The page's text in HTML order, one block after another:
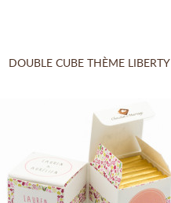
DOUBLE CUBE THÈME LIBERTY